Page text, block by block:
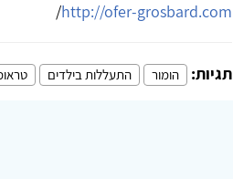
http://ofer-grosbard.com
/
תגיות: הומור התעללות בילדים